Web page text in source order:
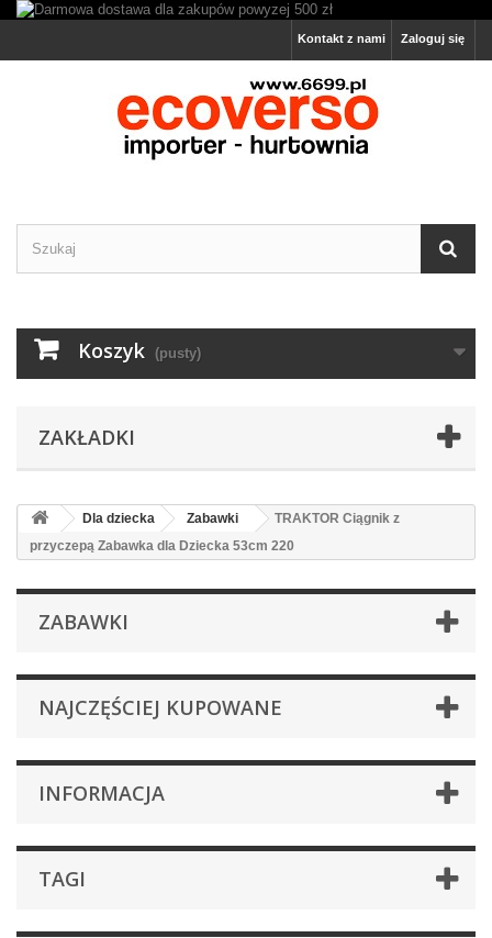
Zaloguj się
Kontakt z nami
Koszyk (pusty)
ZAKŁADKI
Dla dziecka Zabawki
TRAKTOR Ciągnik z
przyczepą Zabawka dla Dziecka 53cm 220
ZABAWKI
NAJCZĘŚCIEJ KUPOWANE
INFORMACJA
TAGI